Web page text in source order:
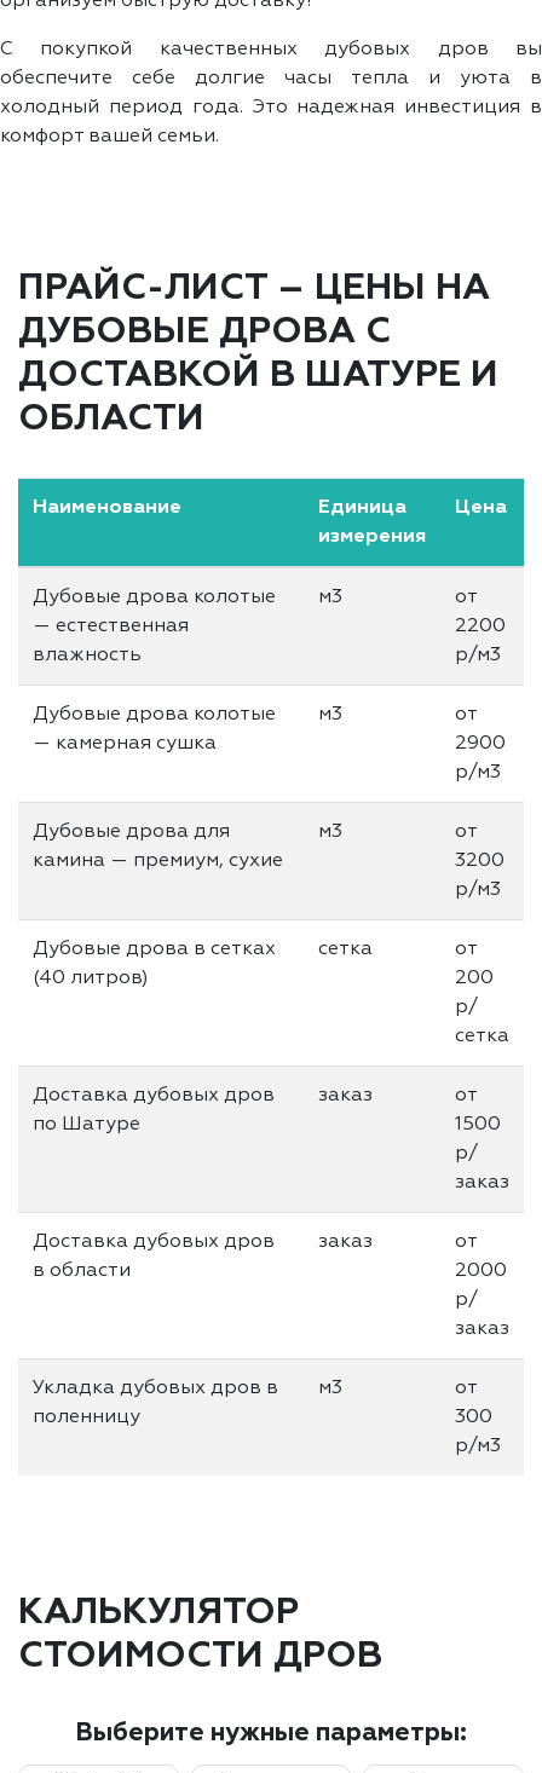
С покупкой качественных дубовых дров вы
обеспечите себе долгие часы тепла и уюта в
холодный период года. Это надежная инвестиция в
комфорт вашей семьи.
ПРАЙС-ЛИСТ – ЦЕНЫ НА
ДУБОВЫЕ ДРОВА С
ДОСТАВКОЙ В ШАТУРЕ И
ОБЛАСТИ
Наименование
Единица
измерения
Цена
Дубовые дрова колотые
— естественная
влажность
м3
от
2200
р/м3
Дубовые дрова колотые
— камерная сушка
м3
от
2900
р/м3
Дубовые дрова для
камина — премиум, сухие
м3
от
3200
р/м3
Дубовые дрова в сетках
(40 литров)
сетка
от
200
р/
сетка
Доставка дубовых дров
по Шатуре
заказ
от
1500
р/
заказ
Доставка дубовых дров
в области
заказ
от
2000
р/
заказ
Укладка дубовых дров в
поленницу
м3
от
300
р/м3
КАЛЬКУЛЯТОР
СТОИМОСТИ ДРОВ
Выберите нужные параметры: